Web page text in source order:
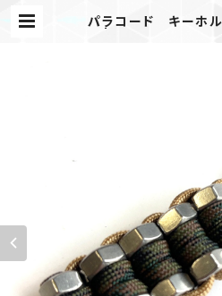
パラコード キーホ